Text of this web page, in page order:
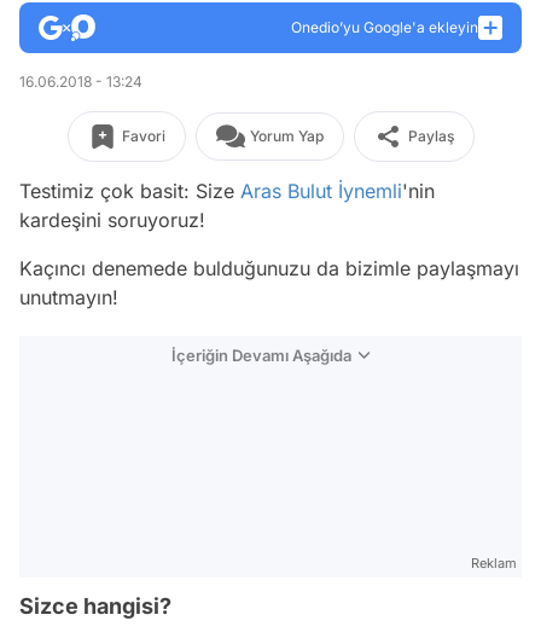
Onedio’yu Google'a ekleyin
16.06.2018 - 13:24
Favori Yorum Yap Paylaş
Testimiz çok basit: Size Aras Bulut İynemli'nin
kardeşini soruyoruz!
Kaçıncı denemede bulduğunuzu da bizimle paylaşmayı
unutmayın!
İçeriğin Devamı Aşağıda
Reklam
Sizce hangisi?